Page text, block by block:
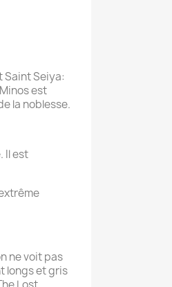
Saint Seiya:
est
la noblesse.
Il est
ne voit pas
longs et gris